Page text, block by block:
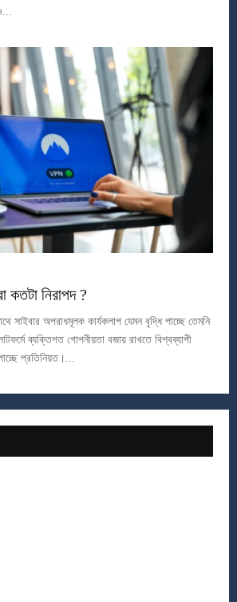
কতটা নিরাপদ ?
সাইবার অপরাধমূলক কার্যকলাপ যেমন বৃদ্ধি পাচ্ছে তেমনি
ব্যক্তিগত গোপনীয়তা বজায় রাখতে বিশ্বব্যাপী
প্রতিনিয়ত।...